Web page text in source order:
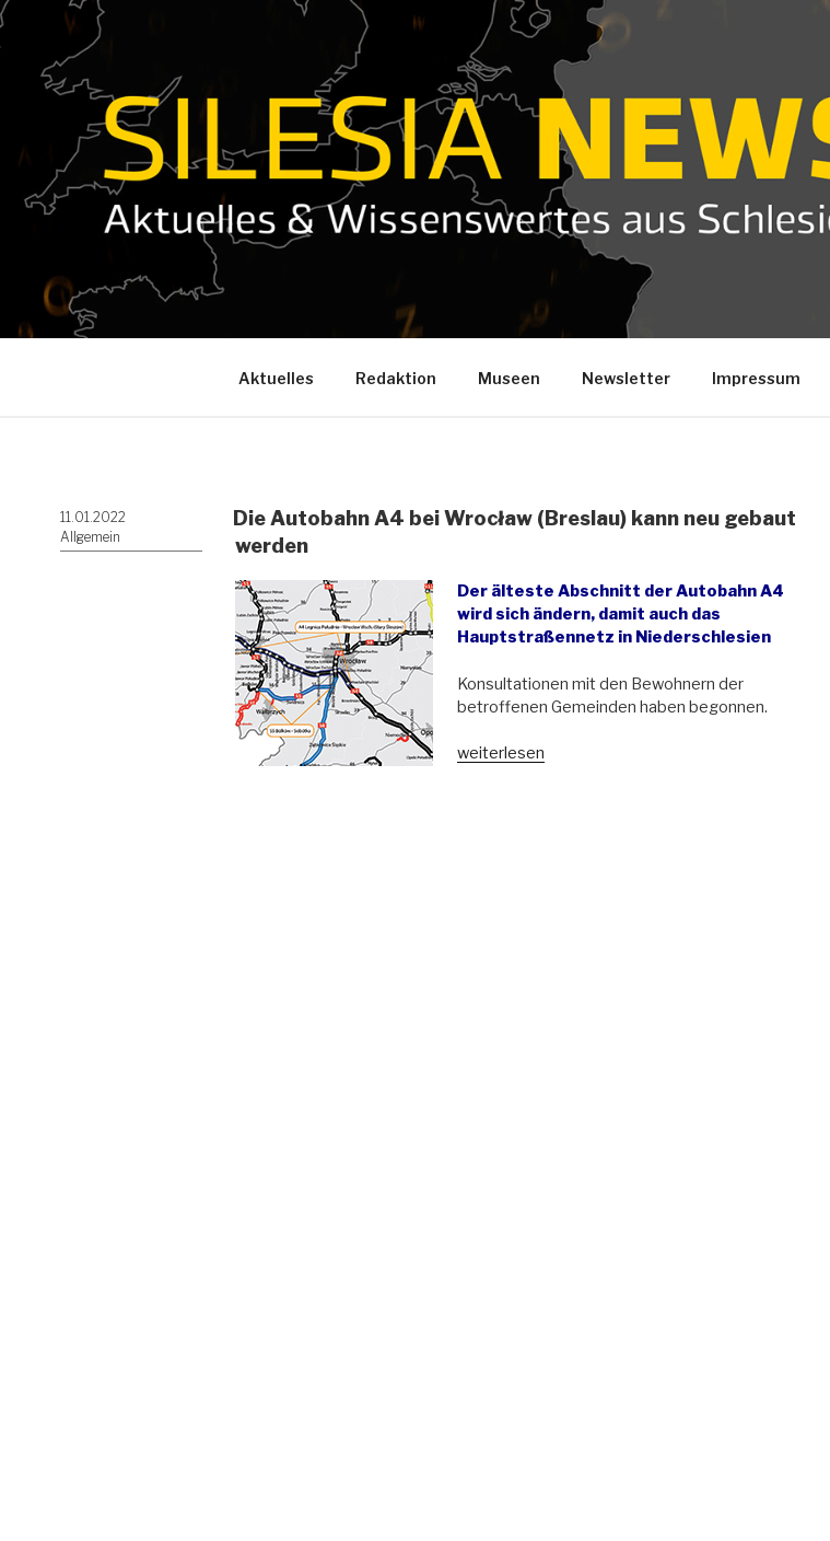
Zum
Inhalt
springen
Aktuelles Redaktion Museen Newsletter Impressum
Veröffentlicht
am
11.01.2022
Allgemein
Die Autobahn A4 bei Wrocław (Breslau) kann neu gebaut
werden
Der älteste Abschnitt der Autobahn A4
wird sich ändern, damit auch das
Hauptstraßennetz in Niederschlesien
Konsultationen mit den Bewohnern der
betroffenen Gemeinden haben begonnen.
„Die
weiterlesen